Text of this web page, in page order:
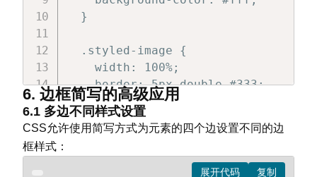
此元素只有左边框，用于突出显示重要信息
div>
</body>
</html>
  }
  .styled-image {
    width: 100%;
    border: 5px double #333;
  }
  .caption {
    border-top: 2px solid #e74c3c;
6. 边框简写的高级应用
6.1 多边不同样式设置
CSS允许使用简写方式为元素的四个边设置不同的边
框样式：